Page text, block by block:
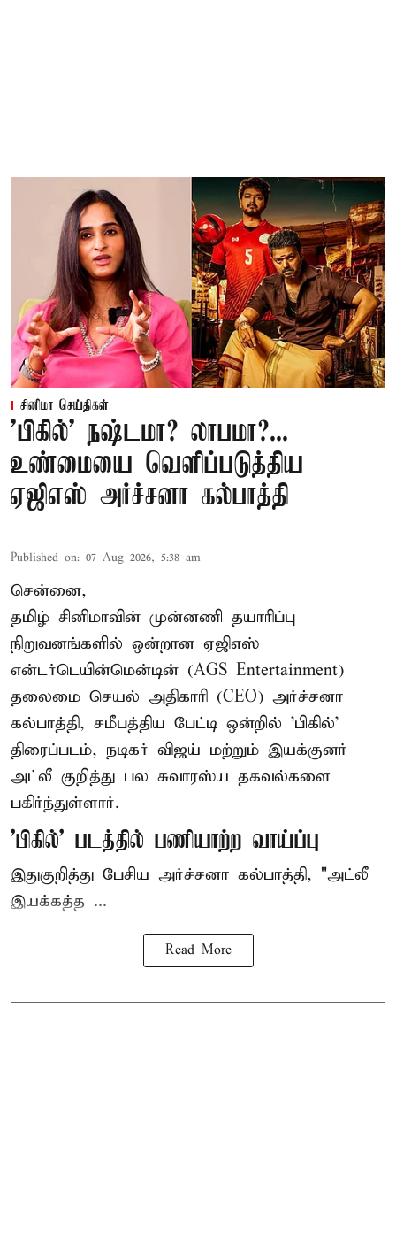
சினிமா செய்திகள்
'பிகில்' நஷ்டமா? லாபமா?...
உண்மையை வெளிப்படுத்திய
ஏஜிஎஸ் அர்ச்சனா கல்பாத்தி
Published on: 07 Aug 2026, 5:38 am
சென்னை,
தமிழ் சினிமாவின் முன்னணி தயாரிப்பு
நிறுவனங்களில் ஒன்றான ஏஜிஎஸ்
என்டர்டெயின்மென்டின் (AGS Entertainment)
தலைமை செயல் அதிகாரி (CEO) அர்ச்சனா
கல்பாத்தி, சமீபத்திய பேட்டி ஒன்றில் 'பிகில்'
திரைப்படம், நடிகர் விஜய் மற்றும் இயக்குனர்
அட்லீ குறித்து பல சுவாரஸ்ய தகவல்களை
பகிர்ந்துள்ளார்.
'பிகில்' படத்தில் பணியாற்ற வாய்ப்பு
இதுகுறித்து பேசிய அர்ச்சனா கல்பாத்தி, "அட்லீ
இயக்கத்த ...
Read More